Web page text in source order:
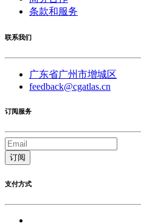
条款和服务
联系我们
广东省广州市增城区
feedback@cgatlas.cn
订阅服务
订阅
支付方式